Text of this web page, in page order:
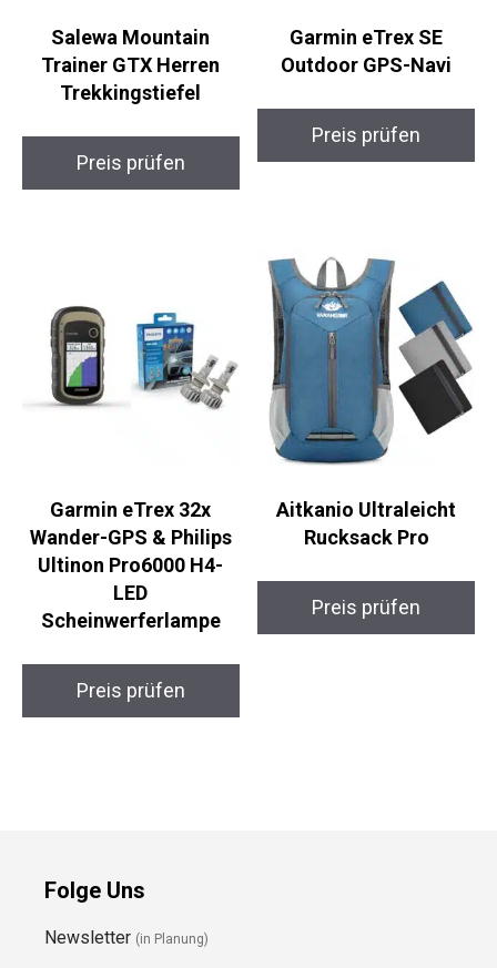
Salewa Mountain
Trainer GTX Herren
Trekkingstiefel
Preis prüfen
Garmin eTrex SE
Outdoor GPS-Navi
Preis prüfen
Garmin eTrex 32x
Wander-GPS & Philips
Ultinon Pro6000 H4-
LED
Scheinwerferlampe
Preis prüfen
Aitkanio Ultraleicht
Rucksack Pro
Preis prüfen
Folge Uns
Newsletter (in Planung)